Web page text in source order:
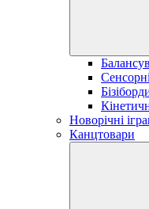
Новорічні
Канцтовари